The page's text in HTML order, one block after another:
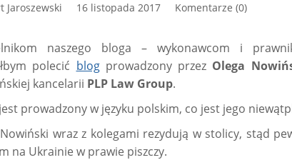
Jaroszewski 16 listopada 2017 Komentarze (0)
naszego bloga – wykonawcom i
polecić blogprowadzony przez Olega
kancelarii PLP Law Group.
prowadzony w języku polskim, co jest jego
wraz z kolegami rezydują w stolicy, stąd
na Ukrainie w prawie piszczy.